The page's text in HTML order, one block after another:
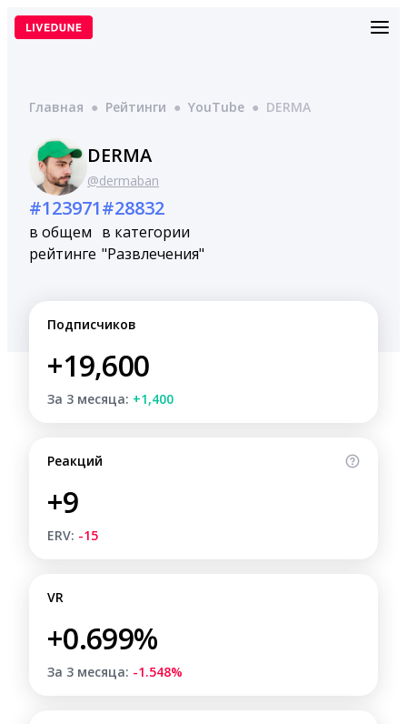
Перейти
Главная ● Рейтинги ● YouTube ● DERMA
DERMA
@dermaban
#123971
в общем
рейтинге
#28832
в категории
"Развлечения"
Подписчиков
+19,600
За 3 месяца: +1,400
Реакций
+9
ERV: -15
VR
+0.699%
За 3 месяца: -1.548%